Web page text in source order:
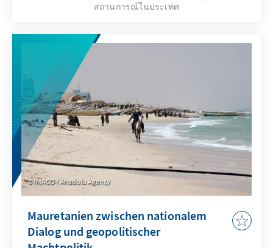
Produktdesign (vgl. Wang 2022)[i]. Ob in der
Modebranche: Was als gestalterische
Strömung in Segmenten wie Lebensmitteln,
Spielzeug oder Alltagsgegenständen begann,
hat sich zu einem Lifestyle-Trend mit
internationaler Relevanz entwickelt. Wie
vermischt sich das wachsende kulturelle
Bewusstsein mit geschickter Markenbildung?
Was heißt das für internationale Marken und
kann China hierüber auch politische soft
power generieren? Der vorliegende
Länderbericht ordnet die damit verbundenen
สถานการณ์ในประเทศ
IMAGO / Anadolu Agency
Mauretanien zwischen nationalem
Dialog und geopolitischer